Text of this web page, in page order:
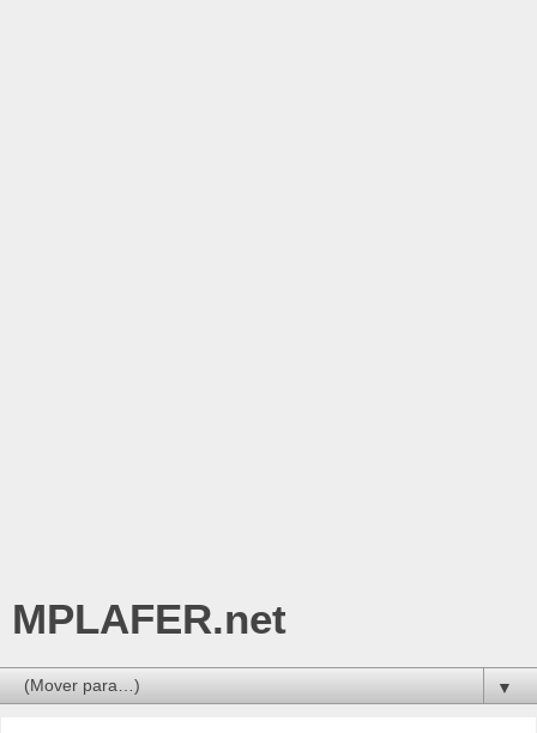
MPLAFER.net
▼